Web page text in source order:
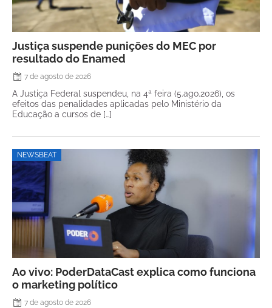
Justiça suspende punições do MEC por
resultado do Enamed
7 de agosto de 2026
A Justiça Federal suspendeu, na 4ª feira (5.ago.2026), os
efeitos das penalidades aplicadas pelo Ministério da
Educação a cursos de […]
NEWSBEAT
Ao vivo: PoderDataCast explica como funciona
o marketing político
7 de agosto de 2026